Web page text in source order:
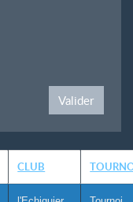
Valider
CLUB